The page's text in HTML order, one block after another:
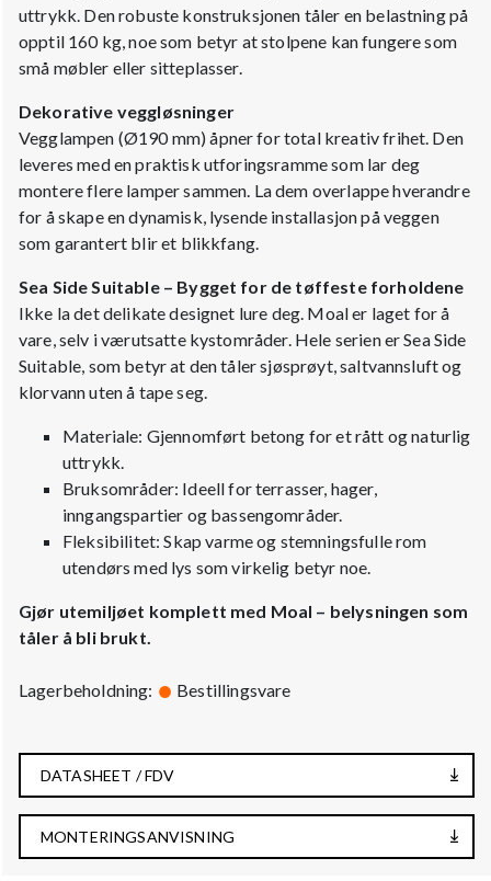
uttrykk. Den robuste konstruksjonen tåler en belastning på
opptil 160 kg, noe som betyr at stolpene kan fungere som
små møbler eller sitteplasser.
Dekorative veggløsninger
Vegglampen (Ø190 mm) åpner for total kreativ frihet. Den
leveres med en praktisk utforingsramme som lar deg
montere flere lamper sammen. La dem overlappe hverandre
for å skape en dynamisk, lysende installasjon på veggen
som garantert blir et blikkfang.
Sea Side Suitable – Bygget for de tøffeste forholdene
Ikke la det delikate designet lure deg. Moal er laget for å
vare, selv i værutsatte kystområder. Hele serien er Sea Side
Suitable, som betyr at den tåler sjøsprøyt, saltvannsluft og
klorvann uten å tape seg.
Materiale: Gjennomført betong for et rått og naturlig
uttrykk.
Bruksområder: Ideell for terrasser, hager,
inngangspartier og bassengområder.
Fleksibilitet: Skap varme og stemningsfulle rom
utendørs med lys som virkelig betyr noe.
Gjør utemiljøet komplett med Moal – belysningen som
tåler å bli brukt.
Lagerbeholdning: Bestillingsvare
DATASHEET / FDV
MONTERINGSANVISNING